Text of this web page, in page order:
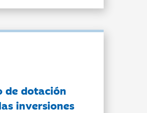
de dotación
inversiones